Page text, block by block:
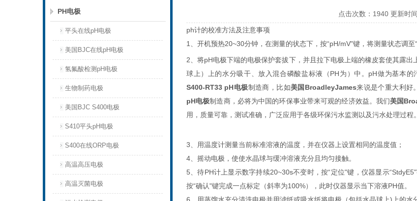
PH电极
平头在线pH电极
美国BJC在线pH电极
氢氟酸检测pH电极
生物制药电极
美国BJC S400电极
S410平头pH电极
S400在线ORP电极
高温高压电极
高温灭菌电极
点击次数：1940 更新时
ph计的校准方法及注意事项
1
、开机预热20~30分钟，在测量的状态下，按“pH/mV"键，将测量状态调至
2 、将pH电极下端的电极保护套拔下，并且拉下电极上端的橡皮套使其露
球上）上的水分吸干、放入混合磷酸盐标液（PH为）中。 pH做为基本的
S400-RT33 pH电极制造商，比如美国 BroadleyJames来说是个重大利好。
pH电极制造商，必将为中国的环保事业带来可观的经济效益。我们美国
用，质量可靠，测试准确，广泛应用于各级环保污水监测以及污水处理过程。
3 、用温度计测量当前标准溶液的温度，并在仪器上设置相同的温度值；
4 、摇动电极，使使水晶球与缓冲溶液充分且均匀接触。
5 、待PH计上显示数字持续20~30s不变时，按“定位"键，仪器显示“StdyE5"
按“确认"键完成一点标定（斜率为100%），此时仪器显示当下溶液PH值。